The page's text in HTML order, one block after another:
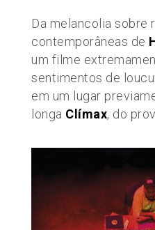
Da melancolia sobre
contemporâneas de
um filme
sentimentos de
em um lugar
longa Clímax, do